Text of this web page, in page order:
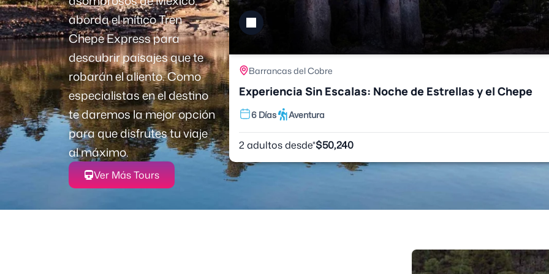
aborda el mítico Tren
Chepe Express para
descubrir paisajes que te
robarán el aliento. Como
especialistas en el destino
te daremos la mejor opción
para que disfrutes tu viaje
al máximo.
Ver Más Tours
Barrancas del Cobre
Experiencia Sin Escalas: Noche de Estrellas y el Chepe
6 Días Aventura
2 adultos desde*$50,240